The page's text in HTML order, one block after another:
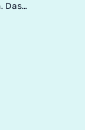
Das…